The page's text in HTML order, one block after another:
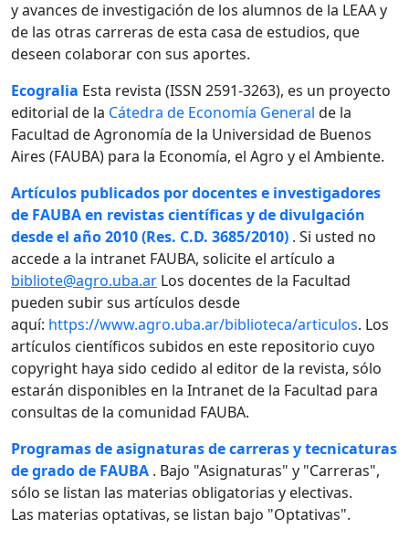
y avances de investigación de los alumnos de la LEAA y
de las otras carreras de esta casa de estudios, que
deseen colaborar con sus aportes.
Ecogralia Esta revista (ISSN 2591-3263), es un proyecto
editorial de la Cátedra de Economía General de la
Facultad de Agronomía de la Universidad de Buenos
Aires (FAUBA) para la Economía, el Agro y el Ambiente.
Artículos publicados por docentes e investigadores
de FAUBA en revistas científicas y de divulgación
desde el año 2010 (Res. C.D. 3685/2010) . Si usted no
accede a la intranet FAUBA, solicite el artículo a
bibliote@agro.uba.ar Los docentes de la Facultad
pueden subir sus artículos desde
aquí: https://www.agro.uba.ar/biblioteca/articulos. Los
artículos científicos subidos en este repositorio cuyo
copyright haya sido cedido al editor de la revista, sólo
estarán disponibles en la Intranet de la Facultad para
consultas de la comunidad FAUBA.
Programas de asignaturas de carreras y tecnicaturas
de grado de FAUBA . Bajo "Asignaturas" y "Carreras",
sólo se listan las materias obligatorias y electivas.
Las materias optativas, se listan bajo "Optativas".